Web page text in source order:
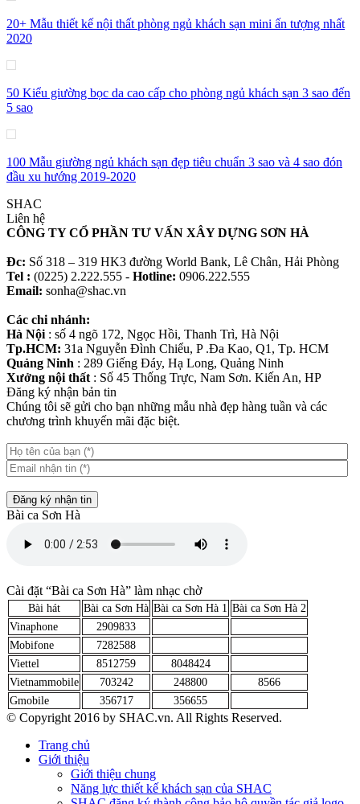
20+ Mẫu thiết kế nội thất phòng ngủ khách sạn mini ấn tượng nhất
2020
50 Kiểu giường bọc da cao cấp cho phòng ngủ khách sạn 3 sao đến
5 sao
100 Mẫu giường ngủ khách sạn đẹp tiêu chuẩn 3 sao và 4 sao đón
đầu xu hướng 2019-2020
SHAC
Liên hệ
CÔNG TY CỔ PHẦN TƯ VẤN XÂY DỰNG SƠN HÀ
Đc: Số 318 – 319 HK3 đường World Bank, Lê Chân, Hải Phòng
Tel : (0225) 2.222.555 - Hotline: 0906.222.555
Email: sonha@shac.vn
Các chi nhánh:
Hà Nội : số 4 ngõ 172, Ngọc Hồi, Thanh Trì, Hà Nội
Tp.HCM: 31a Nguyễn Đình Chiểu, P .Đa Kao, Q1, Tp. HCM
Quảng Ninh : 289 Giếng Đáy, Hạ Long, Quảng Ninh
Xưởng nội thất : Số 45 Thống Trực, Nam Sơn. Kiến An, HP
Đăng ký nhận bản tin
Chúng tôi sẽ gửi cho bạn những mẫu nhà đẹp hàng tuần và các
chương trình khuyến mãi đặc biệt.
Đăng ký nhận tin
Bài ca Sơn Hà
Cài đặt “Bài ca Sơn Hà” làm nhạc chờ
Bài hát Bài ca Sơn Hà Bài ca Sơn Hà 1 Bài ca Sơn Hà 2
Vinaphone
2909833
Mobifone
7282588
Viettel
8512759
8048424
Vietnammobile
703242 248800
8566
Gmobile
356717 356655
© Copyright 2016 by SHAC.vn. All Rights Reserved.
Trang chủ
Giới thiệu
Giới thiệu chung
Năng lực thiết kế khách sạn của SHAC